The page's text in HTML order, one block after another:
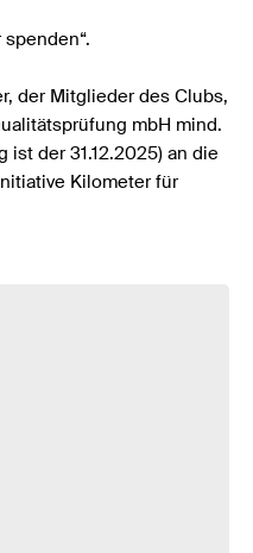
der Mitglieder des Clubs,
mbH mind.
ist der 31.12.2025) an die
Kilometer für